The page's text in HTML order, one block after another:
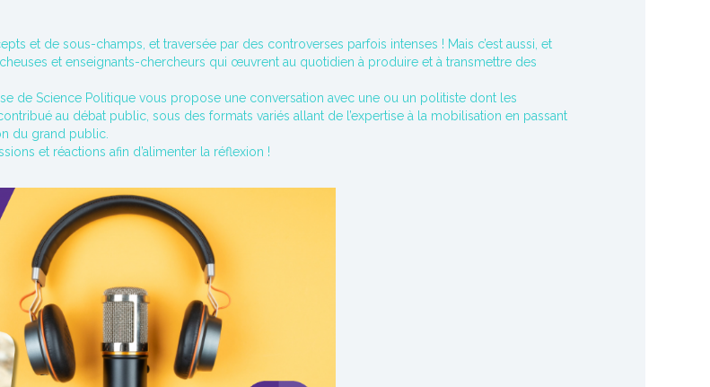
et de sous-champs, et traversée par des controverses parfois intenses ! Mais c’est aussi, et
et enseignants-chercheurs qui œuvrent au quotidien à produire et à transmettre des
de Science Politique vous propose une conversation avec une ou un politiste dont les
au débat public, sous des formats variés allant de l’expertise à la mobilisation en passant
du grand public.
et réactions afin d’alimenter la réflexion !